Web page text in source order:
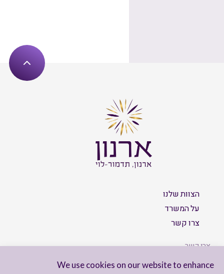
We use cookies on our website to enhance
הצוות שלנו
על המשרד
צרו קשר
צרו קשר